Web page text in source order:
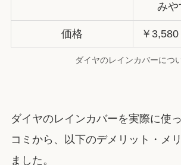
みや
価格 ￥
ダイヤのレインカバーにつ
ダイヤのレインカバーを実際に使
コミから、以下のデメリット・メ
ました。